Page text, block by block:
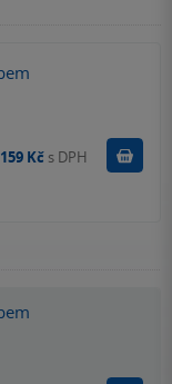
159 Kč s DPH Koupit